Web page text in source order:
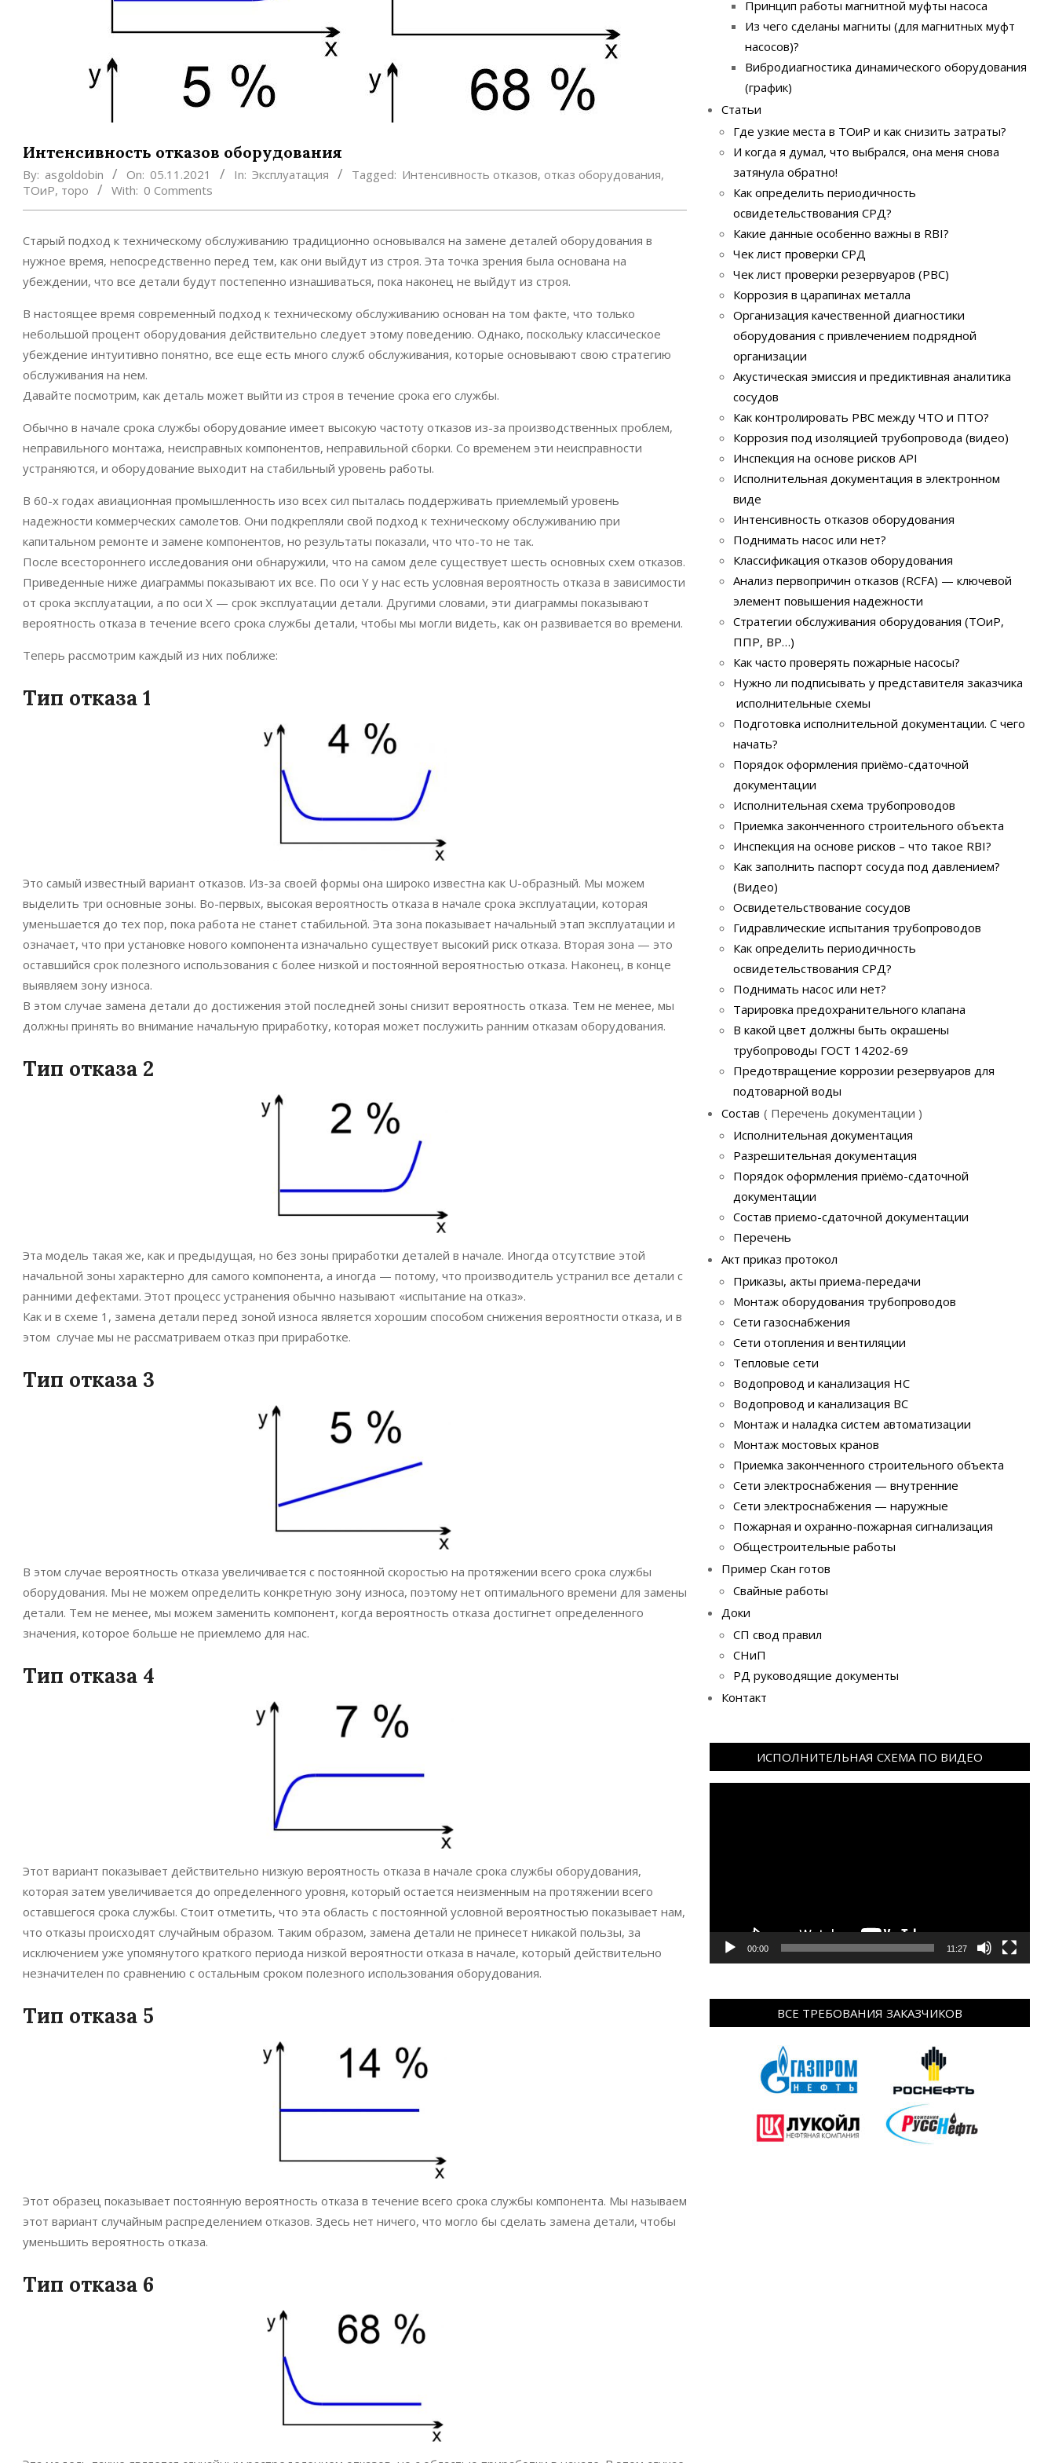
Интенсивность отказов оборудования
By: asgoldobin On: 05.11.2021 In: Эксплуатация Tagged: Интенсивность отказов, отказ оборудования,
ТОиР, торо With: 0 Comments
Старый подход к техническому обслуживанию традиционно основывался на замене деталей оборудования в
нужное время, непосредственно перед тем, как они выйдут из строя. Эта точка зрения была основана на
убеждении, что все детали будут постепенно изнашиваться, пока наконец не выйдут из строя.
В настоящее время современный подход к техническому обслуживанию основан на том факте, что только
небольшой процент оборудования действительно следует этому поведению. Однако, поскольку классическое
убеждение интуитивно понятно, все еще есть много служб обслуживания, которые основывают свою стратегию
обслуживания на нем.
Давайте посмотрим, как деталь может выйти из строя в течение срока его службы.
Обычно в начале срока службы оборудование имеет высокую частоту отказов из-за производственных проблем,
неправильного монтажа, неисправных компонентов, неправильной сборки. Со временем эти неисправности
устраняются, и оборудование выходит на стабильный уровень работы.
В 60-х годах авиационная промышленность изо всех сил пыталась поддерживать приемлемый уровень
надежности коммерческих самолетов. Они подкрепляли свой подход к техническому обслуживанию при
капитальном ремонте и замене компонентов, но результаты показали, что что-то не так.
После всестороннего исследования они обнаружили, что на самом деле существует шесть основных схем отказов.
Приведенные ниже диаграммы показывают их все. По оси Y у нас есть условная вероятность отказа в зависимости
от срока эксплуатации, а по оси X — срок эксплуатации детали. Другими словами, эти диаграммы показывают
вероятность отказа в течение всего срока службы детали, чтобы мы могли видеть, как он развивается во времени.
Теперь рассмотрим каждый из них поближе:
Тип отказа 1
Это самый известный вариант отказов. Из-за своей формы она широко известна как U-образный. Мы можем
выделить три основные зоны. Во-первых, высокая вероятность отказа в начале срока эксплуатации, которая
уменьшается до тех пор, пока работа не станет стабильной. Эта зона показывает начальный этап эксплуатации и
означает, что при установке нового компонента изначально существует высокий риск отказа. Вторая зона — это
оставшийся срок полезного использования с более низкой и постоянной вероятностью отказа. Наконец, в конце
выявляем зону износа.
В этом случае замена детали до достижения этой последней зоны снизит вероятность отказа. Тем не менее, мы
должны принять во внимание начальную приработку, которая может послужить ранним отказам оборудования.
Тип отказа 2
Эта модель такая же, как и предыдущая, но без зоны приработки деталей в начале. Иногда отсутствие этой
начальной зоны характерно для самого компонента, а иногда — потому, что производитель устранил все детали с
ранними дефектами. Этот процесс устранения обычно называют «испытание на отказ».
Как и в схеме 1, замена детали перед зоной износа является хорошим способом снижения вероятности отказа, и в
этом случае мы не рассматриваем отказ при приработке.
Тип отказа 3
В этом случае вероятность отказа увеличивается с постоянной скоростью на протяжении всего срока службы
оборудования. Мы не можем определить конкретную зону износа, поэтому нет оптимального времени для замены
детали. Тем не менее, мы можем заменить компонент, когда вероятность отказа достигнет определенного
значения, которое больше не приемлемо для нас.
Тип отказа 4
Этот вариант показывает действительно низкую вероятность отказа в начале срока службы оборудования,
которая затем увеличивается до определенного уровня, который остается неизменным на протяжении всего
оставшегося срока службы. Стоит отметить, что эта область с постоянной условной вероятностью показывает нам,
что отказы происходят случайным образом. Таким образом, замена детали не принесет никакой пользы, за
исключением уже упомянутого краткого периода низкой вероятности отказа в начале, который действительно
незначителен по сравнению с остальным сроком полезного использования оборудования.
Тип отказа 5
Этот образец показывает постоянную вероятность отказа в течение всего срока службы компонента. Мы называем
этот вариант случайным распределением отказов. Здесь нет ничего, что могло бы сделать замена детали, чтобы
уменьшить вероятность отказа.
Тип отказа 6
Принцип работы магнитной муфты насоса
Из чего сделаны магниты (для магнитных муфт
насосов)?
Вибродиагностика динамического оборудования
(график)
Статьи
Где узкие места в ТОиР и как снизить затраты?
И когда я думал, что выбрался, она меня снова
затянула обратно!
Как определить периодичность
освидетельствования СРД?
Какие данные особенно важны в RBI?
Чек лист проверки СРД
Чек лист проверки резервуаров (РВС)
Коррозия в царапинах металла
Организация качественной диагностики
оборудования с привлечением подрядной
организации
Акустическая эмиссия и предиктивная аналитика
сосудов
Как контролировать РВС между ЧТО и ПТО?
Коррозия под изоляцией трубопровода (видео)
Инспекция на основе рисков API
Исполнительная документация в электронном
виде
Интенсивность отказов оборудования
Поднимать насос или нет?
Классификация отказов оборудования
Анализ первопричин отказов (RCFA) — ключевой
элемент повышения надежности
Стратегии обслуживания оборудования (ТОиР,
ППР, ВР…)
Как часто проверять пожарные насосы?
Нужно ли подписывать у представителя заказчика
исполнительные схемы
Подготовка исполнительной документации. С чего
начать?
Порядок оформления приёмо-сдаточной
документации
Исполнительная схема трубопроводов
Приемка законченного строительного объекта
Инспекция на основе рисков – что такое RBI?
Как заполнить паспорт сосуда под давлением?
(Видео)
Освидетельствование сосудов
Гидравлические испытания трубопроводов
Как определить периодичность
освидетельствования СРД?
Поднимать насос или нет?
Тарировка предохранительного клапана
В какой цвет должны быть окрашены
трубопроводы ГОСТ 14202-69
Предотвращение коррозии резервуаров для
подтоварной воды
Состав
Перечень документации
Исполнительная документация
Разрешительная документация
Порядок оформления приёмо-сдаточной
документации
Состав приемо-сдаточной документации
Перечень
Акт приказ протокол
Приказы, акты приема-передачи
Монтаж оборудования трубопроводов
Сети газоснабжения
Сети отопления и вентиляции
Тепловые сети
Водопровод и канализация НС
Водопровод и канализация ВС
Монтаж и наладка систем автоматизации
Монтаж мостовых кранов
Приемка законченного строительного объекта
Сети электроснабжения — внутренние
Сети электроснабжения — наружные
Пожарная и охранно-пожарная сигнализация
Общестроительные работы
Пример Скан готов
Свайные работы
Доки
СП свод правил
СНиП
РД руководящие документы
Контакт
ИСПОЛНИТЕЛЬНАЯ СХЕМА ПО ВИДЕО
00:00 11:27
ВСЕ ТРЕБОВАНИЯ ЗАКАЗЧИКОВ